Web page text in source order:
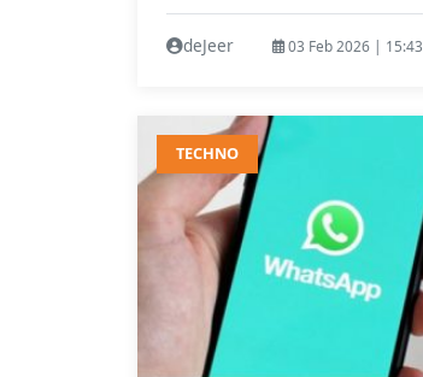
deJeer 03 Feb 2026 | 15:43
TECHNO